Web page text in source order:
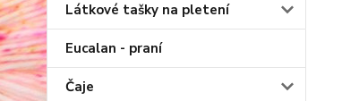
Látkové tašky na pletení
Eucalan - praní
Čaje